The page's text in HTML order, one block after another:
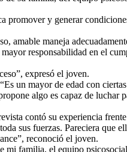
promover y generar
amable maneja
responsabilidad en el
expresó el joven.
un mayor de edad con
algo es capaz de luchar
contó su experiencia
sus fuerzas. Pareciera que
reconoció el joven.
mi familia, el equipo